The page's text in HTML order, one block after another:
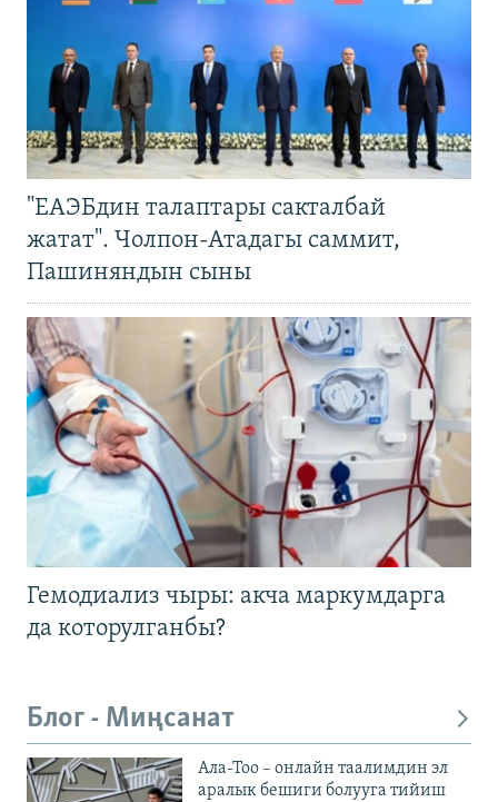
"ЕАЭБдин талаптары сакталбай
жатат". Чолпон-Атадагы саммит,
Пашиняндын сыны
Гемодиализ чыры: акча маркумдарга
да которулганбы?
Блог - Миңсанат
Ала-Тоо – онлайн таалимдин эл
аралык бешиги болууга тийиш